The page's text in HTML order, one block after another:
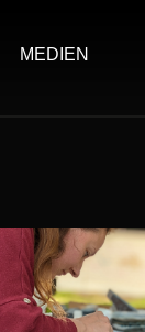
MEDIEN